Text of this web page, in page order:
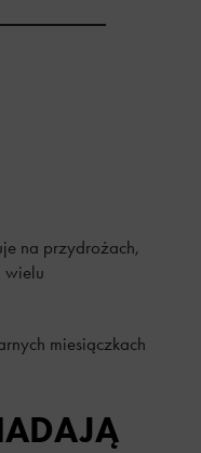
na przydrożach,
wielu
miesiączkach